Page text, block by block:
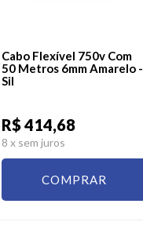
Cabo Flexível 750v Com
50 Metros 6mm Amarelo -
Sil
R$ 414,68
8x sem juros
COMPRAR